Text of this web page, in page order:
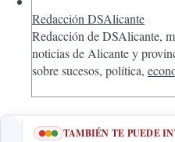
Redacción DSAlicante
Redacción de DSAlicante,
noticias de Alicante y
sobre sucesos, política,
TAMBIÉN TE PUEDE